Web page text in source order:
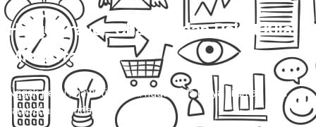
Harga Travel, Charter, dan Paket Kilat
Mitra Trans
💰
Nggak perlu khawatir, di sini nggak ada biaya siluman atau
tambahan mendadak.